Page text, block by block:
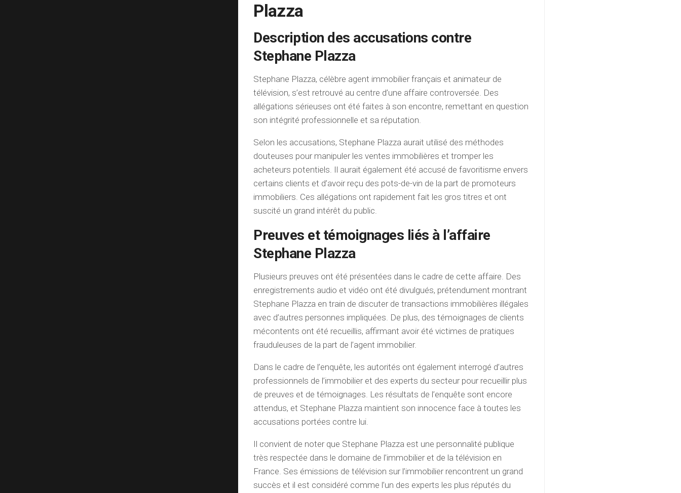
Plazza
Description des accusations contre
Stephane Plazza
Stephane Plazza, célèbre agent immobilier français et animateur de
télévision, s’est retrouvé au centre d’une affaire controversée. Des
allégations sérieuses ont été faites à son encontre, remettant en question
son intégrité professionnelle et sa réputation.
Selon les accusations, Stephane Plazza aurait utilisé des méthodes
douteuses pour manipuler les ventes immobilières et tromper les
acheteurs potentiels. Il aurait également été accusé de favoritisme envers
certains clients et d’avoir reçu des pots-de-vin de la part de promoteurs
immobiliers. Ces allégations ont rapidement fait les gros titres et ont
suscité un grand intérêt du public.
Preuves et témoignages liés à l’affaire
Stephane Plazza
Plusieurs preuves ont été présentées dans le cadre de cette affaire. Des
enregistrements audio et vidéo ont été divulgués, prétendument montrant
Stephane Plazza en train de discuter de transactions immobilières illégales
avec d’autres personnes impliquées. De plus, des témoignages de clients
mécontents ont été recueillis, affirmant avoir été victimes de pratiques
frauduleuses de la part de l’agent immobilier.
Dans le cadre de l’enquête, les autorités ont également interrogé d’autres
professionnels de l’immobilier et des experts du secteur pour recueillir plus
de preuves et de témoignages. Les résultats de l’enquête sont encore
attendus, et Stephane Plazza maintient son innocence face à toutes les
accusations portées contre lui.
Il convient de noter que Stephane Plazza est une personnalité publique
très respectée dans le domaine de l’immobilier et de la télévision en
France. Ses émissions de télévision sur l’immobilier rencontrent un grand
succès et il est considéré comme l’un des experts les plus réputés du